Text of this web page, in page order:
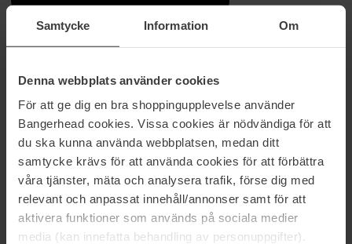
Samtycke Information Om
Denna webbplats använder cookies
För att ge dig en bra shoppingupplevelse använder
Bangerhead cookies. Vissa cookies är nödvändiga för att
du ska kunna använda webbplatsen, medan ditt
samtycke krävs för att använda cookies för att förbättra
våra tjänster, mäta och analysera trafik, förse dig med
relevant och anpassat innehåll/annonser samt för att
aktivera funktioner som används på sociala medier
media (kan innefatta behandling av personuppgifter).
InformationIngredienser
Samtida och mörk med en självsäker intensitet som placerar rosen
en helt annan resa av romantik. Huvudkaraktären i doften bärs i
hjärtat, där balansen av den röda rosen varsamt sveps in i rökelse,
oud och iris. Varmt träiga noter av patchouli, sandelträ och amber i
basen ger doften styrka, finess och djup.
Storlek: 10 ml